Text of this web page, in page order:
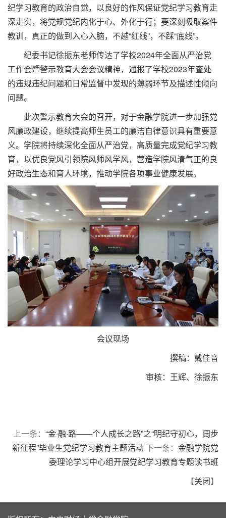
纪学习教育的政治自觉，以良好的作风保证党纪学习教育走
深走实，将党规党纪内化于心、外化于行；要深刻吸取案件
教训，真正的做到入心入脑，不越“红线”，不踩“底线”。
纪委书记徐振东老师传达了学校2024年全面从严治党
工作会暨警示教育大会会议精神，通报了学校2023年查处
的违规违纪问题和日常监督中发现的薄弱环节及描述性倾向
问题。
此次警示教育大会的召开，对于金融学院进一步加强党
风廉政建设，继续提高师生员工的廉洁自律意识具有重要意
义。学院将持续深化全面从严治党，高质量完成党纪学习教
育，以优良党风引领院风师风学风，营造学院风清气正的良
好政治生态和育人环境，推动学院各项事业健康发展。
会议现场
撰稿：戴佳音
审核：王辉、徐振东
上一条： “金·融·路——个人成长之路”之“明纪守初心，阔步
新征程”毕业生党纪学习教育主题活动 下一条： 金融学院党
委理论学习中心组开展党纪学习教育专题读书班
【关闭】